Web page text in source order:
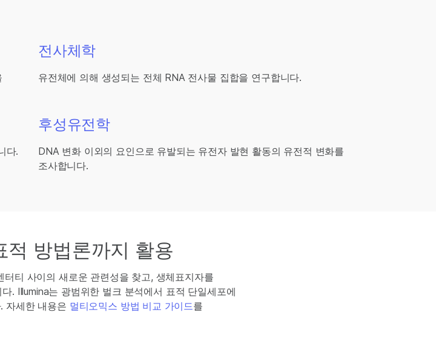
전사체학
유전체에 의해 생성되는 전체 RNA 전사물 집합을 연구합니다.
다.
후성유전학
DNA 변화 이외의 요인으로 유발되는 유전자 발현 활동의 유전적 변화를
조사합니다.
적 방법론까지 활용
티 사이의 새로운 관련성을 찾고, 생체표지자를
. Illumina는 광범위한 벌크 분석에서 표적 단일세포에
자세한 내용은 멀티오믹스 방법 비교 가이드를